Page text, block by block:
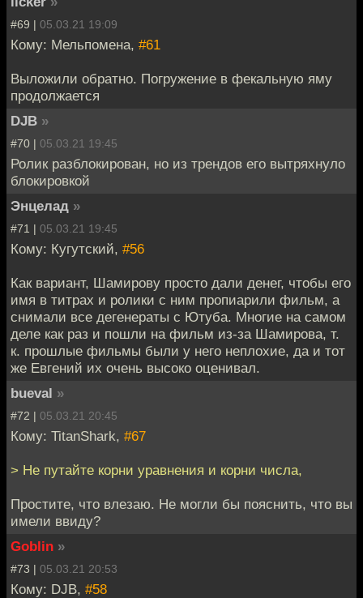
#69 | 05.03.21 19:09
Кому: Мельпомена, #61
Выложили обратно. Погружение в фекальную яму
продолжается
DJB »
#70 | 05.03.21 19:45
Ролик разблокирован, но из трендов его вытряхнуло
блокировкой
Энцелад »
#71 | 05.03.21 19:45
Кому: Кугутский, #56
Как вариант, Шамирову просто дали денег, чтобы его
имя в титрах и ролики с ним пропиарили фильм, а
снимали все дегенераты с Ютуба. Многие на самом
деле как раз и пошли на фильм из-за Шамирова, т.
к. прошлые фильмы были у него неплохие, да и тот
же Евгений их очень высоко оценивал.
bueval »
#72 | 05.03.21 20:45
Кому: TitanShark, #67
> Не путайте корни уравнения и корни числа,
Простите, что влезаю. Не могли бы пояснить, что вы
имели ввиду?
Goblin »
#73 | 05.03.21 20:53
Кому: DJB, #58